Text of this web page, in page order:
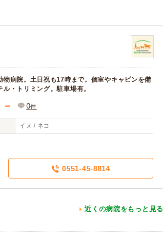
物病院。土日祝も17時まで。個室やキャビンを備
ル・トリミング。駐車場有。
－ 0件
イヌ / ネコ
0551-45-8814
近くの病院をもっと見る